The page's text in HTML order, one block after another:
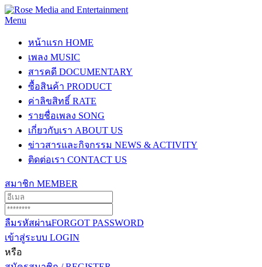
Menu
หน้าแรก HOME
เพลง MUSIC
สารคดี DOCUMENTARY
ซื้อสินค้า PRODUCT
ค่าลิขสิทธิ์ RATE
รายชื่อเพลง SONG
เกี่ยวกับเรา ABOUT US
ข่าวสารและกิจกรรม NEWS & ACTIVITY
ติดต่อเรา CONTACT US
สมาชิก MEMBER
ลืมรหัสผ่านFORGOT PASSWORD
เข้าสู่ระบบ LOGIN
หรือ